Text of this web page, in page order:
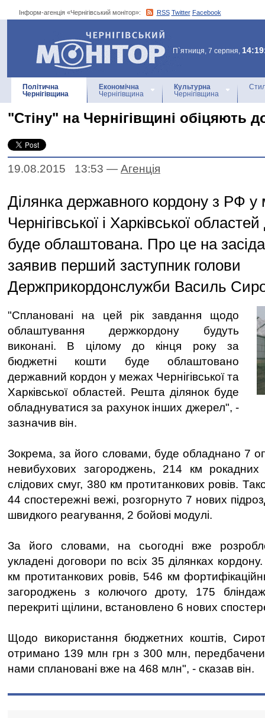
Інформ-агенція «Чернігівський монітор»: RSS Twitter Facebook
Інформ-агенція
«Чернігівський монітор»
П`ятниця, 7 серпня,
Політична
Чернігівщина
Економічна
Чернігівщина
Культурна
Чернігівщина
"Стіну" на Чернігівщині обіцяють
19.08.2015 13:53 — Агенцiя
Ділянка державного кордону з РФ у
Чернігівської і Харківської
буде облаштована. Про це на
заявив перший заступник голови
Держприкордонслужби Василь
"Сплановані на цей рік завдання щодо
облаштування держкордону будуть
виконані. В цілому до кінця року за
бюджетні кошти буде облаштовано
державний кордон у межах Чернігівської та
Харківської областей. Решта ділянок буде
обладнуватися за рахунок інших джерел", -
зазначив він.
Зокрема, за його словами, буде обладнано 7
невибухових загороджень, 214 км рокадних
слідових смуг, 380 км протитанкових ровів.
44 спостережні вежі, розгорнуто 7 нових
швидкого реагування, 2 бойові модулі.
За його словами, на сьогодні вже
укладені договори по всіх 35 ділянках
км протитанкових ровів, 546 км
загороджень з колючого дроту, 175
перекриті щілини, встановлено 6 нових
Щодо використання бюджетних коштів,
отримано 139 млн грн з 300 млн,
нами сплановані вже на 468 млн", - сказав він.